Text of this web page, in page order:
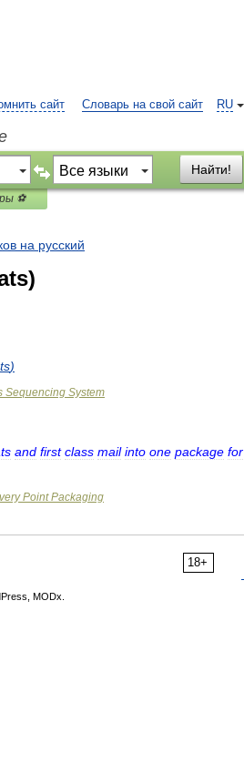
RU
сайт Словарь на свой сайт
Найти!
⚽
на русский
)
Sequencing System
and first class mail into one package for
Point Packaging
18+
MODx.